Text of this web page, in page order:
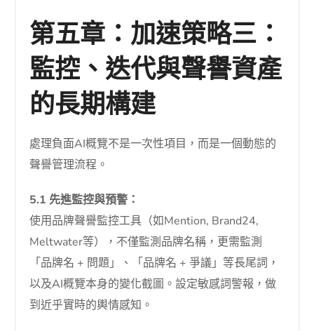
第五章：加速策略三：
監控、迭代與聲譽資產
的長期構建
處理負面AI概覽不是一次性項目，而是一個動態的
聲譽管理流程。
5.1 先進監控與預警：
使用品牌聲譽監控工具（如Mention, Brand24,
Meltwater等），不僅監測品牌名稱，更需監測
「品牌名 + 問題」、「品牌名 + 爭議」等長尾詞，
以及AI概覽本身的變化截圖。設定敏感詞警報，做
到近乎實時的輿情感知。